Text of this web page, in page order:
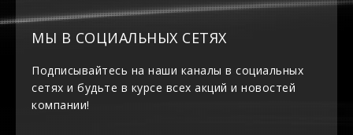
МЫ В СОЦИАЛЬНЫХ СЕТЯХ
Подписывайтесь на наши каналы в социальных
сетях и будьте в курсе всех акций и новостей
компании!